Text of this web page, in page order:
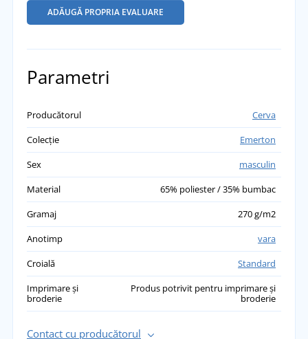
ADĂUGĂ PROPRIA EVALUARE
Parametri
Producătorul
Cerva
Colecție
Emerton
Sex
masculin
Material
65% poliester / 35% bumbac
Gramaj
270 g/m2
Anotimp
vara
Croială
Standard
Imprimare și
broderie
Produs potrivit pentru imprimare și
broderie
Contact cu producătorul